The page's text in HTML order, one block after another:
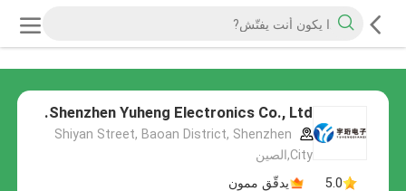
Shenzhen Yuheng Electronics Co., Ltd.
Shiyan Street, Baoan District, Shenzhen
City,الصين
5.0
يدقّق ممون